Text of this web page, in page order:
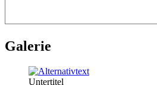
Galerie
Untertitel